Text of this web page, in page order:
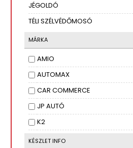
JÉGOLDÓ
TÉLI SZÉLVÉDŐMOSÓ
MÁRKA
AMIO
AUTOMAX
CAR COMMERCE
JP AUTÓ
K2
MAGNETTI MARELLI
KÉSZLET INFO